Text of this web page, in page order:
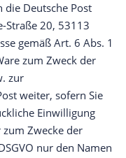
die Deutsche Post
Straße 20, 53113
gemäß Art. 6 Abs. 1
zum Zweck der
zur
weiter, sofern Sie
Einwilligung
Zwecke der
nur den Namen